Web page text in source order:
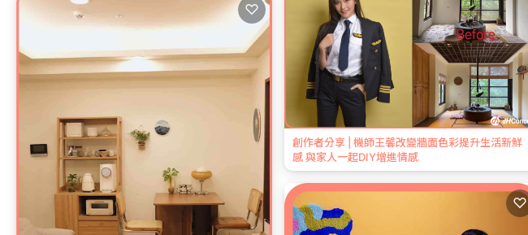
♡
創作者分享 | 機師王馨改變牆面色彩提升生活新鮮
感 與家人一起DIY增進情感
♡